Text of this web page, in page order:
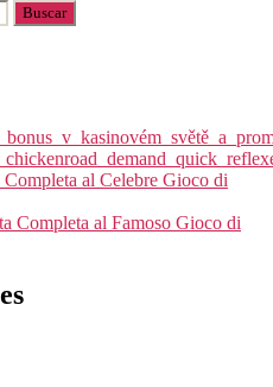
al Celebre Gioco di
Completa al Famoso Gioco di